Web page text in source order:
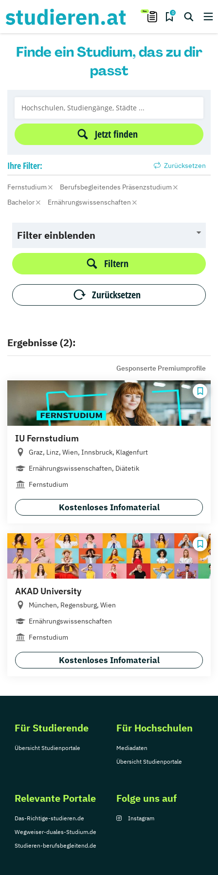
0
Finde ein Studium, das zu dir
passt
Jetzt finden
Ihre Filter: Zurücksetzen
Fernstudium
Berufsbegleitendes Präsenzstudium
Bachelor
Ernährungswissenschaften
Filter einblenden
Filtern
Zurücksetzen
Ergebnisse (2):
Gesponserte Premiumprofile
IU Fernstudium
Graz, Linz, Wien, Innsbruck, Klagenfurt
Ernährungswissenschaften, Diätetik
Fernstudium
Kostenloses Infomaterial
AKAD University
München, Regensburg, Wien
Ernährungswissenschaften
Fernstudium
Kostenloses Infomaterial
Für Studierende
Übersicht Studienportale
Für Hochschulen
Mediadaten
Übersicht Studienportale
Relevante Portale
Das-Richtige-studieren.de
Wegweiser-duales-Studium.de
Studieren-berufsbegleitend.de
Folge uns auf
Instagram